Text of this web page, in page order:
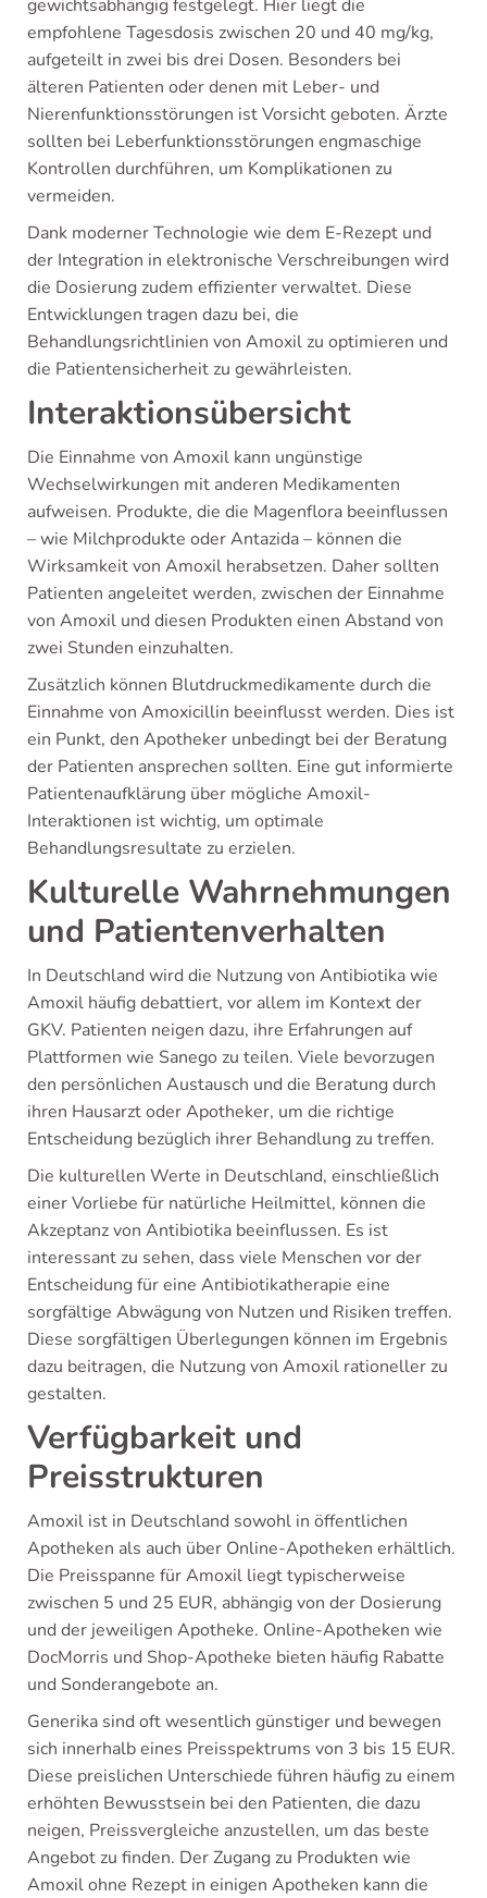
gewichtsabhängig festgelegt. Hier liegt die
empfohlene Tagesdosis zwischen 20 und 40 mg/kg,
aufgeteilt in zwei bis drei Dosen. Besonders bei
älteren Patienten oder denen mit Leber- und
Nierenfunktionsstörungen ist Vorsicht geboten. Ärzte
sollten bei Leberfunktionsstörungen engmaschige
Kontrollen durchführen, um Komplikationen zu
vermeiden.
Dank moderner Technologie wie dem E-Rezept und
der Integration in elektronische Verschreibungen wird
die Dosierung zudem effizienter verwaltet. Diese
Entwicklungen tragen dazu bei, die
Behandlungsrichtlinien von Amoxil zu optimieren und
die Patientensicherheit zu gewährleisten.
Interaktionsübersicht
Die Einnahme von Amoxil kann ungünstige
Wechselwirkungen mit anderen Medikamenten
aufweisen. Produkte, die die Magenflora beeinflussen
– wie Milchprodukte oder Antazida – können die
Wirksamkeit von Amoxil herabsetzen. Daher sollten
Patienten angeleitet werden, zwischen der Einnahme
von Amoxil und diesen Produkten einen Abstand von
zwei Stunden einzuhalten.
Zusätzlich können Blutdruckmedikamente durch die
Einnahme von Amoxicillin beeinflusst werden. Dies ist
ein Punkt, den Apotheker unbedingt bei der Beratung
der Patienten ansprechen sollten. Eine gut informierte
Patientenaufklärung über mögliche Amoxil-
Interaktionen ist wichtig, um optimale
Behandlungsresultate zu erzielen.
Kulturelle Wahrnehmungen
und Patientenverhalten
In Deutschland wird die Nutzung von Antibiotika wie
Amoxil häufig debattiert, vor allem im Kontext der
GKV. Patienten neigen dazu, ihre Erfahrungen auf
Plattformen wie Sanego zu teilen. Viele bevorzugen
den persönlichen Austausch und die Beratung durch
ihren Hausarzt oder Apotheker, um die richtige
Entscheidung bezüglich ihrer Behandlung zu treffen.
Die kulturellen Werte in Deutschland, einschließlich
einer Vorliebe für natürliche Heilmittel, können die
Akzeptanz von Antibiotika beeinflussen. Es ist
interessant zu sehen, dass viele Menschen vor der
Entscheidung für eine Antibiotikatherapie eine
sorgfältige Abwägung von Nutzen und Risiken treffen.
Diese sorgfältigen Überlegungen können im Ergebnis
dazu beitragen, die Nutzung von Amoxil rationeller zu
gestalten.
Verfügbarkeit und
Preisstrukturen
Amoxil ist in Deutschland sowohl in öffentlichen
Apotheken als auch über Online-Apotheken erhältlich.
Die Preisspanne für Amoxil liegt typischerweise
zwischen 5 und 25 EUR, abhängig von der Dosierung
und der jeweiligen Apotheke. Online-Apotheken wie
DocMorris und Shop-Apotheke bieten häufig Rabatte
und Sonderangebote an.
Generika sind oft wesentlich günstiger und bewegen
sich innerhalb eines Preisspektrums von 3 bis 15 EUR.
Diese preislichen Unterschiede führen häufig zu einem
erhöhten Bewusstsein bei den Patienten, die dazu
neigen, Preissvergleiche anzustellen, um das beste
Angebot zu finden. Der Zugang zu Produkten wie
Amoxil ohne Rezept in einigen Apotheken kann die